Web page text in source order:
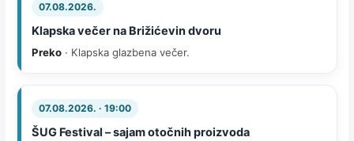
07.08.2026.
Klapska večer na Brižićevin dvoru
Preko · Klapska glazbena večer.
07.08.2026. · 19:00
ŠUG Festival – sajam otočnih proizvoda